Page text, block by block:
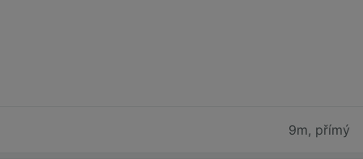
9m, přímý